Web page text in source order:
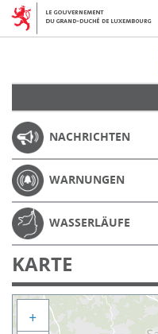
NACHRICHTEN
WARNUNGEN
WASSERLÄUFE
KARTE
+